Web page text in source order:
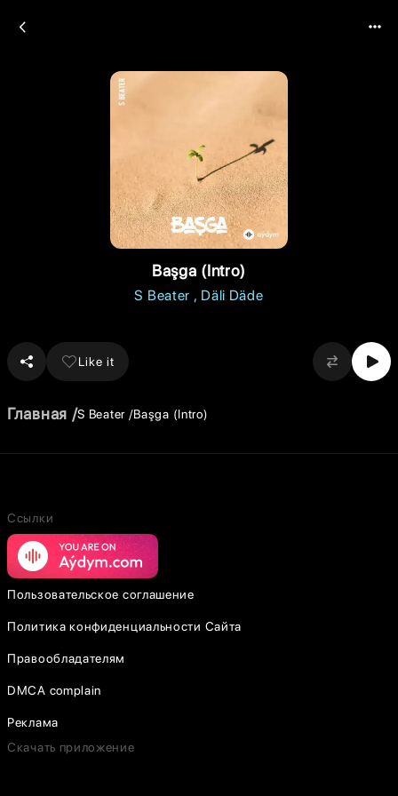
Başga (Intro)
S Beater Däli Däde
Like it
Главная S Beater Başga (Intro)
Ссылки
Пользовательское соглашение
Политика конфиденциальности Сайта
Правообладателям
DMCA complain
Реклама
Скачать приложение